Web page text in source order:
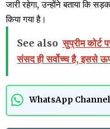
जारी रहेगा, उन्होंने बताया कि
किया गया है।
See also सुप्रीम कोर्ट
संसद ही सर्वोच्च है, इससे
WhatsApp Channel